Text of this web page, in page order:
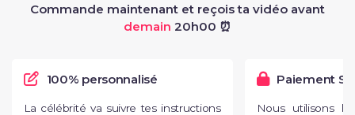
Commande maintenant et reçois ta vidéo avant
demain 20h00 ⏰
100% personnalisé
La célébrité va suivre tes instructions
Paiement
Nous utilisons le